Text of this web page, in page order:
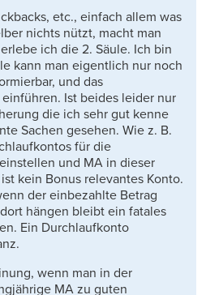
etc., einfach allem was
nichts nützt, macht man
ich die 2. Säule. Ich bin
kann man eigentlich nur noch
und das
Ist beides leider nur
die ich sehr gut kenne
Sachen gesehen. Wie z. B.
für die
und MA in dieser
kein Bonus relevantes Konto.
der einbezahlte Betrag
hängen bleibt ein fatales
Ein Durchlaufkonto
wenn man in der
MA zu guten